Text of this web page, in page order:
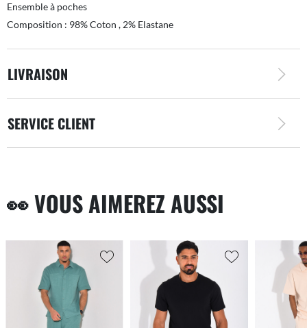
Ensemble à poches
Composition : 98% Coton , 2% Elastane
LIVRAISON
SERVICE CLIENT
👀 VOUS AIMEREZ AUSSI